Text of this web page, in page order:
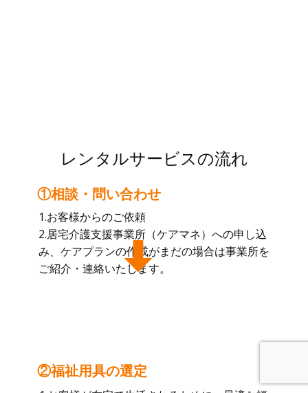
レンタルサービスの流れ
1.お客様からのご依頼
2.居宅介護支援事業所（ケアマネ）への申し込
み、ケアプランの作成がまだの場合は事業所を
ご紹介・連絡いたします。
①相談・問い合わせ
②福祉用具の選定